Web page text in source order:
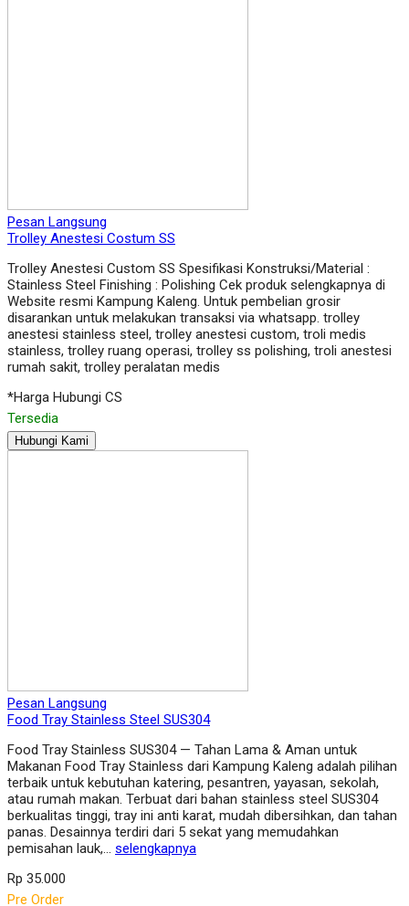
Pesan Langsung
Trolley Anestesi Costum SS
Trolley Anestesi Custom SS Spesifikasi Konstruksi/Material :
Stainless Steel Finishing : Polishing Cek produk selengkapnya di
Website resmi Kampung Kaleng. Untuk pembelian grosir
disarankan untuk melakukan transaksi via whatsapp. trolley
anestesi stainless steel, trolley anestesi custom, troli medis
stainless, trolley ruang operasi, trolley ss polishing, troli anestesi
rumah sakit, trolley peralatan medis
*Harga Hubungi CS
Tersedia
Hubungi Kami
Pesan Langsung
Food Tray Stainless Steel SUS304
Food Tray Stainless SUS304 — Tahan Lama & Aman untuk
Makanan Food Tray Stainless dari Kampung Kaleng adalah pilihan
terbaik untuk kebutuhan katering, pesantren, yayasan, sekolah,
atau rumah makan. Terbuat dari bahan stainless steel SUS304
berkualitas tinggi, tray ini anti karat, mudah dibersihkan, dan tahan
panas. Desainnya terdiri dari 5 sekat yang memudahkan
pemisahan lauk,… selengkapnya
Rp 35.000
Pre Order